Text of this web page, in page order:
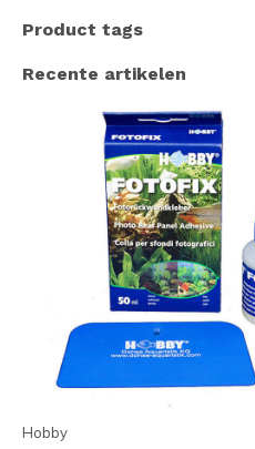
Product tags
Recente artikelen
Hobby